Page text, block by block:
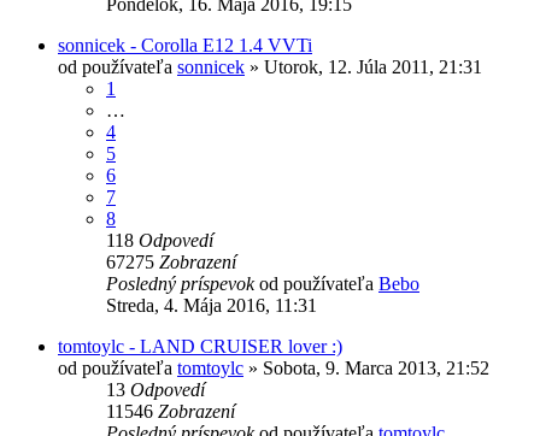
sonnicek - Corolla E12 1.4 VVTi
od používateľa sonnicek » Utorok, 12. Júla 2011, 21:31
1
…
4
5
6
7
8
118 Odpovedí
67275 Zobrazení
Posledný príspevokod používateľa Bebo
Streda, 4. Mája 2016, 11:31
tomtoylc - LAND CRUISER lover :)
od používateľa tomtoylc » Sobota, 9. Marca 2013, 21:52
13 Odpovedí
11546 Zobrazení